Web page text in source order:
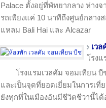
Palace ตั้งอยู่ที่พัทยากลาง ห่าง
รถเพียงแค่ 10 นาทีถึงศูนย์กลา
แหลม Bali Hai และ Alcazar
เว
โรง
โรงแรมเวลคัม จอมเทียน
และเป็นจุดที่ยอดเยี่ยมในการเ
ยังทุกที่ในเมืองอันมีชีวิตชีวานี้ได้